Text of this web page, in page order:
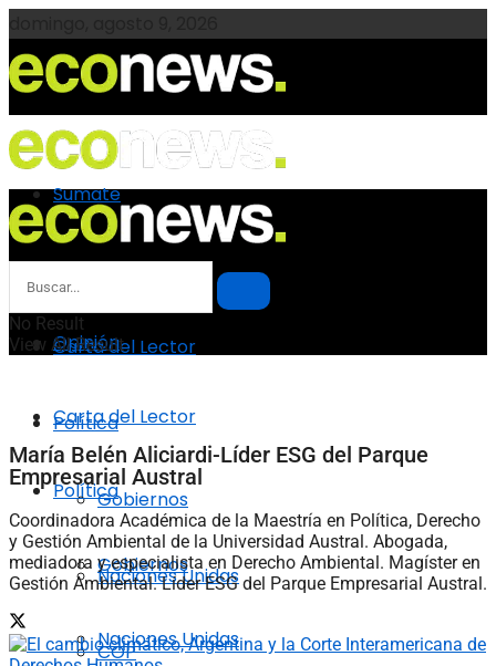
Sumate
Opinión
Carta del Lector
Política
Gobiernos
Naciones Unidas
COP
Sumate
Opinión
Carta del Lector
Política
Gobiernos
Naciones Unidas
No Result
View All Result
María Belén Aliciardi-Líder ESG del Parque
Empresarial Austral
Coordinadora Académica de la Maestría en Política, Derecho
y Gestión Ambiental de la Universidad Austral. Abogada,
mediadora y especialista en Derecho Ambiental. Magíster en
Gestión Ambiental. Líder ESG del Parque Empresarial Austral.